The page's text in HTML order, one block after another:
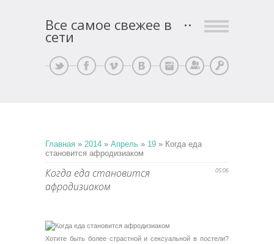
Все самое свежее в
сети
Регистрация
Главная » 2014 » Апрель » 19 » Когда еда
становится афродизиаком
05:06
Когда еда становится
афродизиаком
Хотите быть более страстной и сексуальной в постели?